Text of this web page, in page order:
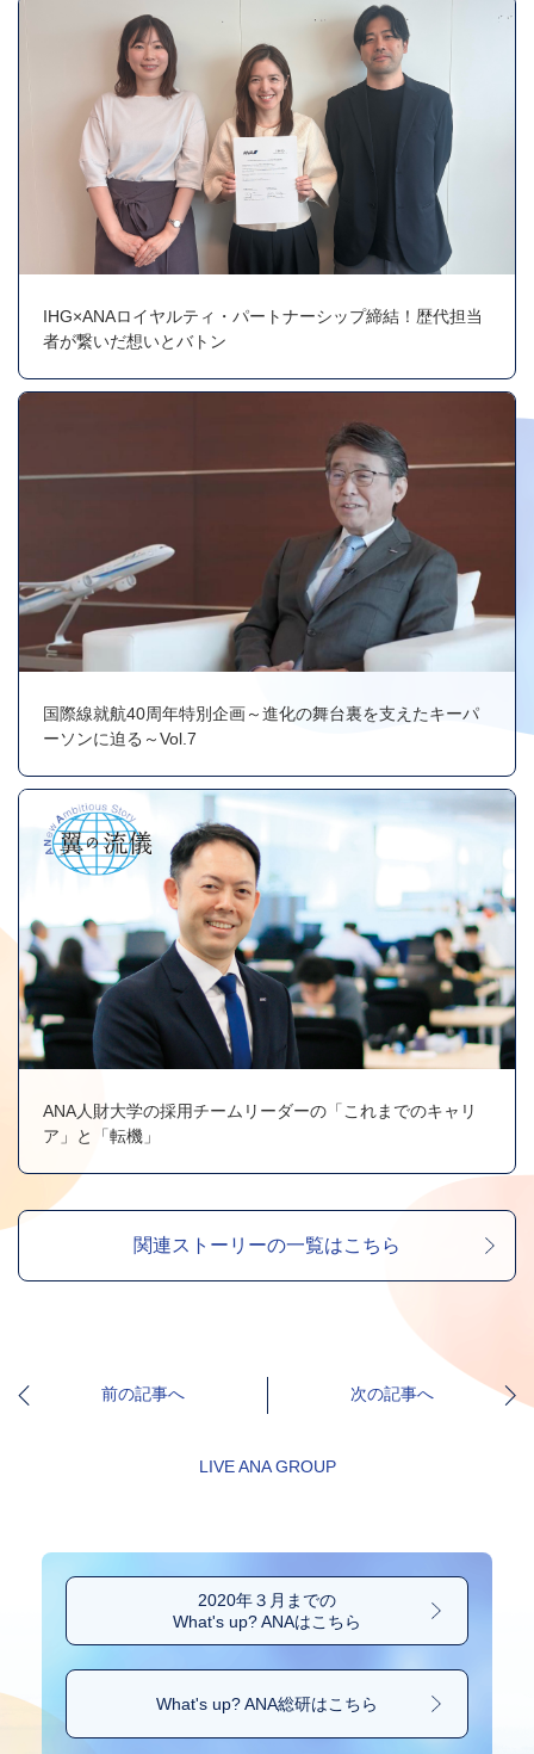
IHG×ANAロイヤルティ・パートナーシップ締結！歴代担当
者が繋いだ想いとバトン
国際線就航40周年特別企画～進化の舞台裏を支えたキーパ
ーソンに迫る～Vol.7
ANA人財大学の採用チームリーダーの「これまでのキャリ
ア」と「転機」
関連ストーリーの一覧はこちら
前の記事へ
LIVE ANA GROUP
次の記事へ
2020年３月までの
What's up? ANAはこちら
What's up? ANA総研はこちら